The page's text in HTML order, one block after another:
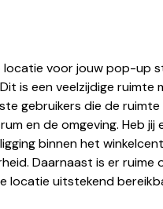
locatie voor jouw pop-up
is een veelzijdige
gebruikers die de
en de omgeving. Heb jij
binnen het
Daarnaast is er ruime
locatie uitstekend